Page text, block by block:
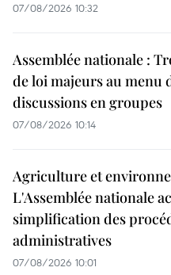
07/08/2026 10:32
Assemblée nationale :
de loi majeurs au menu
discussions en groupes
07/08/2026 10:14
Agriculture et
L'Assemblée nationale
simplification des
administratives
07/08/2026 10:01